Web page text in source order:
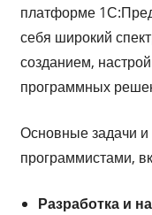
платформе
себя широкий
созданием,
программных
Основные задачи
программистами,
Разработка и